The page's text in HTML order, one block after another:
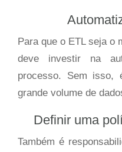
Para que o ETL seja o
deve investir na
processo. Sem isso,
grande volume de
Definir uma
Também é